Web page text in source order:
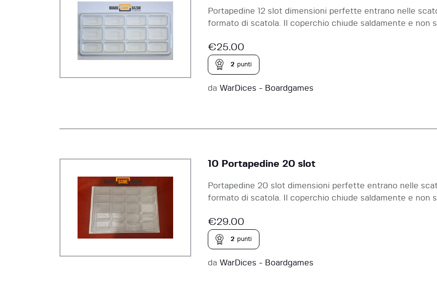
Portapedine 12 slot dimensioni perfette entrano nelle
formato di scatola. Il coperchio chiude saldamente e non
€25.00
2 punti
da WarDices - Boardgames
10 Portapedine 20 slot
Portapedine 20 slot dimensioni perfette entrano nelle
formato di scatola. Il coperchio chiude saldamente e non
€29.00
2 punti
da WarDices - Boardgames